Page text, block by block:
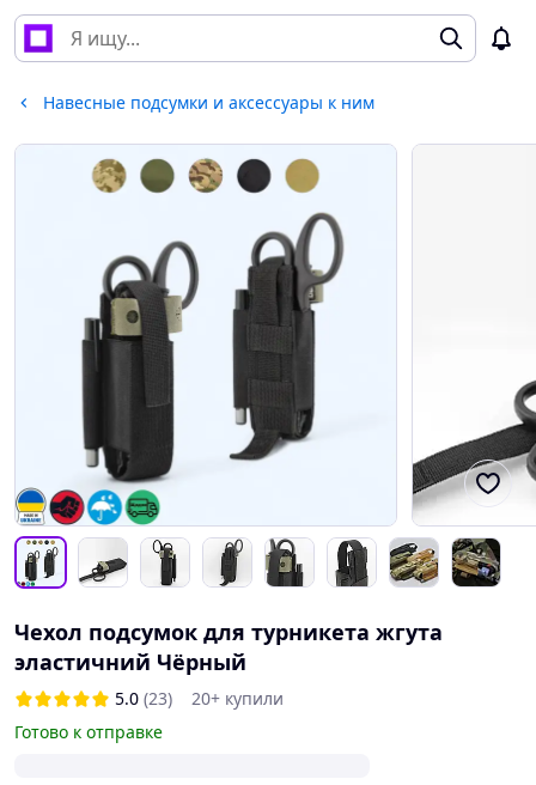
Навесные подсумки и аксессуары к ним
Чехол подсумок для турникета жгута
эластичний Чёрный
5.0 (23)
20+ купили
Готово к отправке